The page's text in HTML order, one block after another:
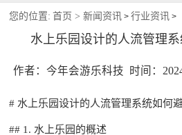
您的位置: 首页 >新闻资讯 >行业资讯 >
水上乐园设计的人流管理系
作者：今年会游乐科技 时间：
# 水上乐园设计的人流管理系统如何
## 1. 水上乐园的概述